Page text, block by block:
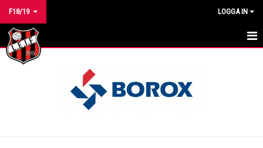
F18/19 LOGGA IN
HEM